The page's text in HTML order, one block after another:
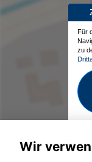
Für
zu
Wir